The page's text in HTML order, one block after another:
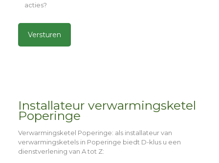
acties?
Installateur verwarmingsketel
Poperinge
Verwarmingsketel Poperinge: als installateur van
verwarmingsketels in Poperinge biedt D-klus u een
dienstverlening van A tot Z: